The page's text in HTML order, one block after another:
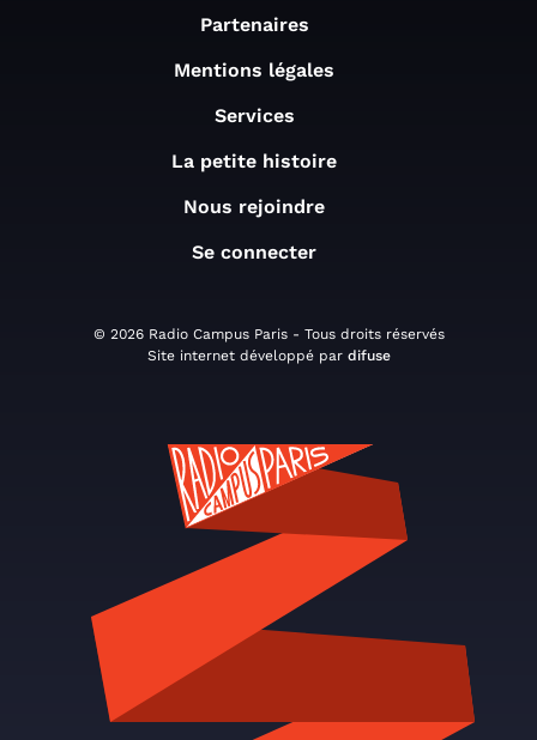
Partenaires
Mentions légales
Services
La petite histoire
Nous rejoindre
Se connecter
© 2026 Radio Campus Paris - Tous droits réservés
Site internet développé par difuse